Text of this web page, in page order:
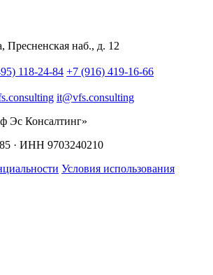
Пресненская наб., д. 12
118-24-84 +7 (916) 419-16-66
it@vfs.consulting
Консалтинг»
· ИНН 9703240210
Условия использования